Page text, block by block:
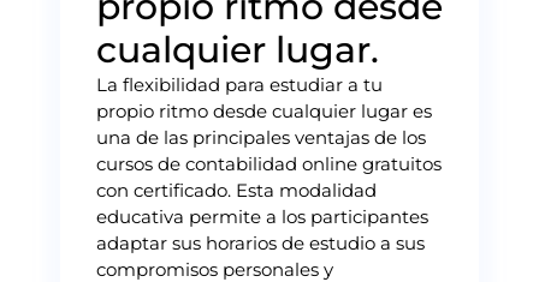
cualquier lugar.
La flexibilidad para estudiar a tu
propio ritmo desde cualquier lugar es
una de las principales ventajas de los
cursos de contabilidad online gratuitos
con certificado. Esta modalidad
educativa permite a los participantes
adaptar sus horarios de estudio a sus
compromisos personales y